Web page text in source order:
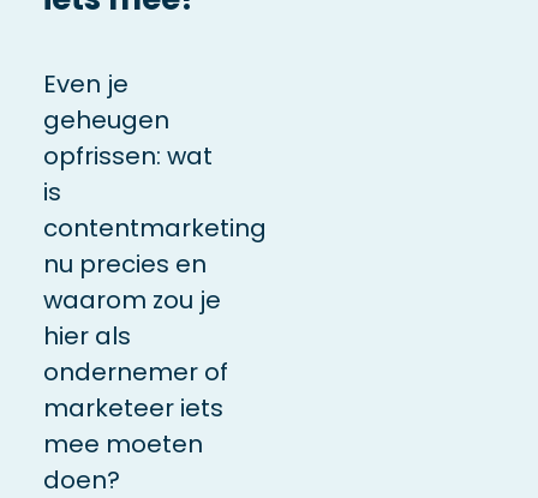
Even je
geheugen
opfrissen: wat
is
contentmarketing
nu precies en
waarom zou je
hier als
ondernemer of
marketeer iets
mee moeten
doen?